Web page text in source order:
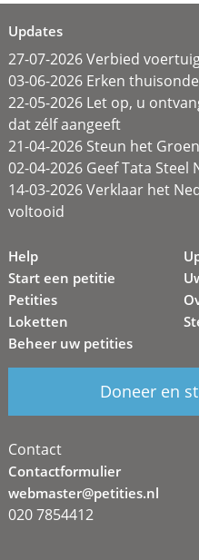
Updates
27-07-2026 Verbied
03-06-2026 Erken
22-05-2026 Let op, u
dat zélf aangeeft
21-04-2026 Steun het
02-04-2026 Geef Tata
14-03-2026 Verklaar het
voltooid
Help
Start een petitie
Petities
Loketten
Beheer uw petities
Doneer en
Contact
Contactformulier
webmaster@petities.nl
020 7854412